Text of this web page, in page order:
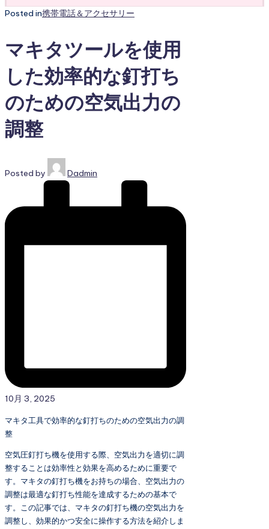
Posted in携帯電話＆アクセサリー
マキタツールを使用
した効率的な釘打ち
のための空気出力の
調整
Posted by Dadmin
10月 3, 2025
マキタ工具で効率的な釘打ちのための空気出力の調
整
空気圧釘打ち機を使用する際、空気出力を適切に調
整することは効率性と効果を高めるために重要で
す。マキタの釘打ち機をお持ちの場合、空気出力の
調整は最適な釘打ち性能を達成するための基本で
す。この記事では、マキタの釘打ち機の空気出力を
調整し、効果的かつ安全に操作する方法を紹介しま